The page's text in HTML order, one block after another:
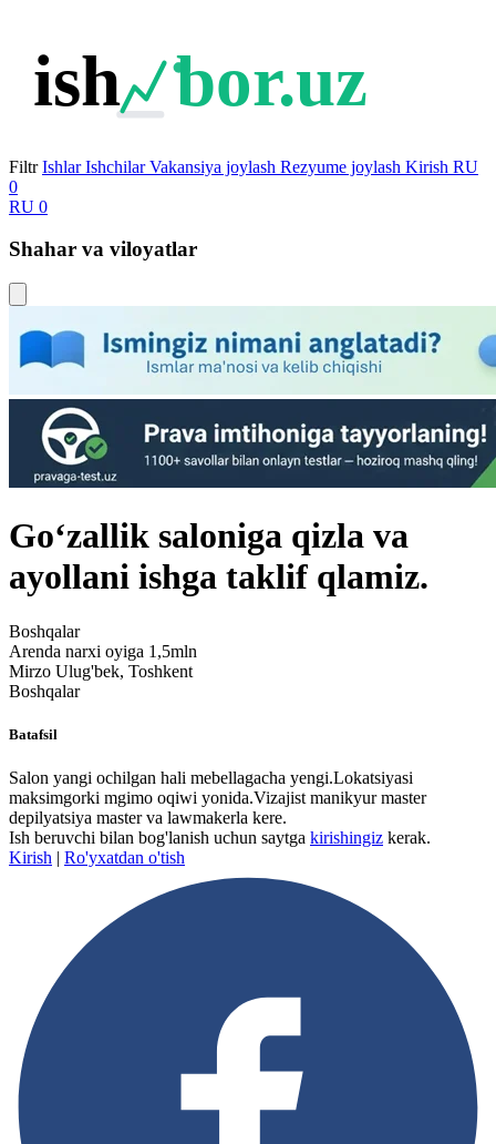
ish bor.uz
Filtr Ishlar Ishchilar Vakansiya joylash Rezyume joylash Kirish RU
0
RU 0
Shahar va viloyatlar
Goʻzallik saloniga qizla va
ayollani ishga taklif qlamiz.
Boshqalar
Arenda narxi oyiga 1,5mln
Mirzo Ulug'bek, Toshkent
Boshqalar
Batafsil
Salon yangi ochilgan hali mebellagacha yengi.Lokatsiyasi
maksimgorki mgimo oqiwi yonida.Vizajist manikyur master
depilyatsiya master va lawmakerla kere.
Ish beruvchi bilan bog'lanish uchun saytga kirishingiz kerak.
Kirish | Ro'yxatdan o'tish